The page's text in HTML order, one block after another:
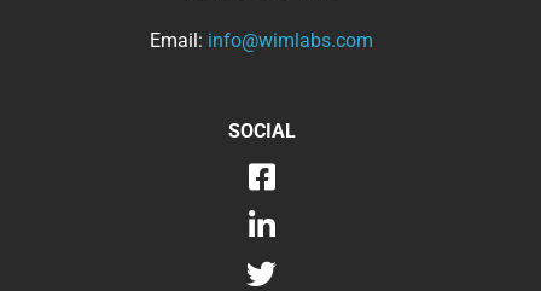
Email: info@wimlabs.com
SOCIAL